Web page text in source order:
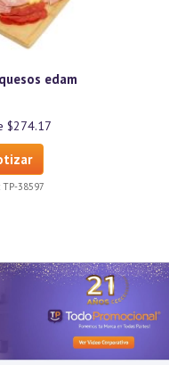
edam
$274.17
TP-38597